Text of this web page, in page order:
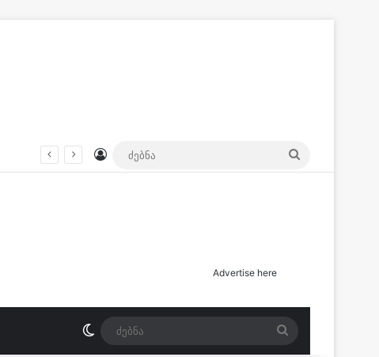
Log In
Advertise here
Switch skin